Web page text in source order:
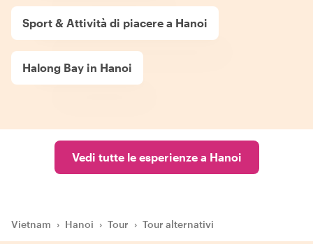
Sport & Attività di piacere a Hanoi
Halong Bay in Hanoi
Vedi tutte le esperienze a Hanoi
Vietnam › Hanoi › Tour › Tour alternativi